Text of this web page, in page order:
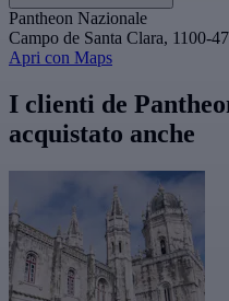
Pantheon Nazionale
Campo de Santa Clara, 1100-
Apri con Maps
I clienti de
acquistato anche